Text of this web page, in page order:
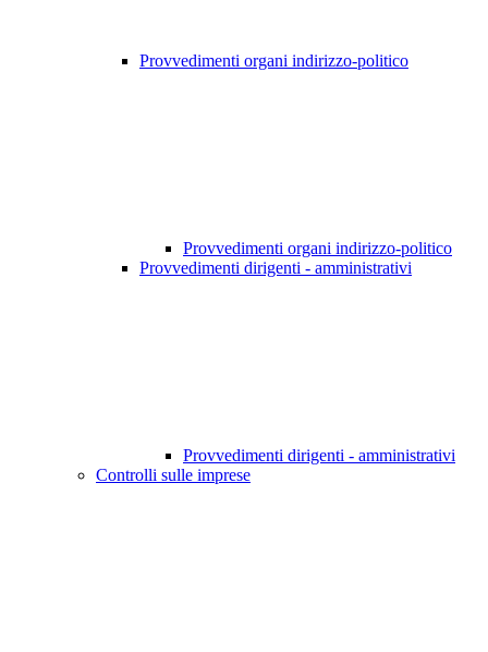
Provvedimenti organi indirizzo-politico
Provvedimenti organi indirizzo-politico
Provvedimenti dirigenti - amministrativi
Provvedimenti dirigenti - amministrativi
Controlli sulle imprese